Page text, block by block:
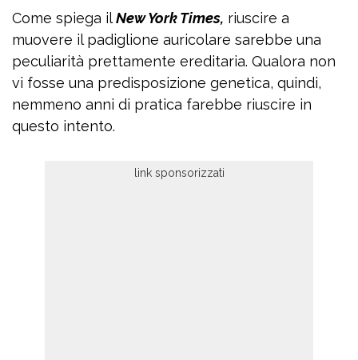
Come spiega ilNew York Times, riuscire a
muovere il padiglione auricolare sarebbe una
peculiarità prettamente ereditaria. Qualora non
vi fosse una predisposizione genetica, quindi,
nemmeno anni di pratica farebbe riuscire in
questo intento.